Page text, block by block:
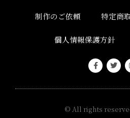
制作のご依頼 特定商
個人情報保護方針
© All rights